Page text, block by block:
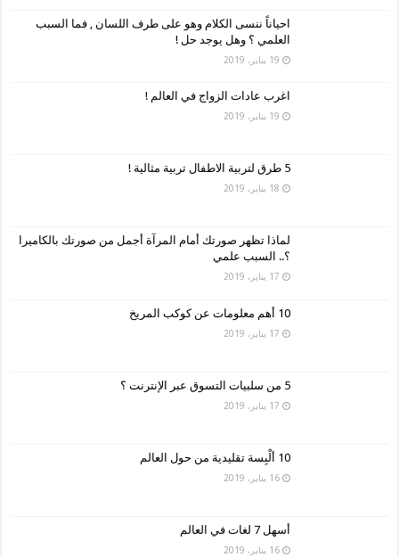
احياناً ننسى الكلام وهو على طرف اللسان , فما السبب
العلمي ؟ وهل يوجد حل !
19 يناير، 2019
اغرب عادات الزواج في العالم !
19 يناير، 2019
5 طرق لتربية الاطفال تربية مثالية !
18 يناير، 2019
لماذا تظهر صورتك أمام المرآة أجمل من صورتك بالكاميرا
؟.. السبب علمي
17 يناير، 2019
10 أهم معلومات عن كوكب المريخ
17 يناير، 2019
5 من سلبيات التسوق عبر الإنترنت ؟
17 يناير، 2019
10 ألْبِسة تقليدية من حول العالم
16 يناير، 2019
أسهل 7 لغات في العالم
16 يناير، 2019